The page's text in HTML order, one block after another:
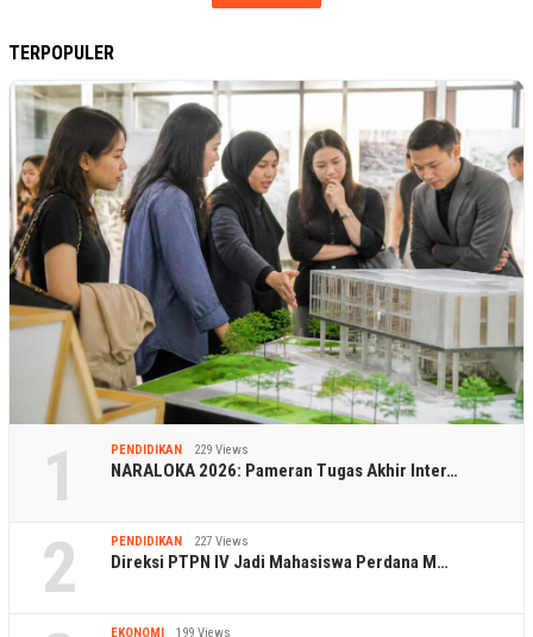
TERPOPULER
1 PENDIDIKAN 229 Views
NARALOKA 2026: Pameran Tugas Akhir Inter…
2 PENDIDIKAN 227 Views
Direksi PTPN IV Jadi Mahasiswa Perdana M…
EKONOMI 199 Views